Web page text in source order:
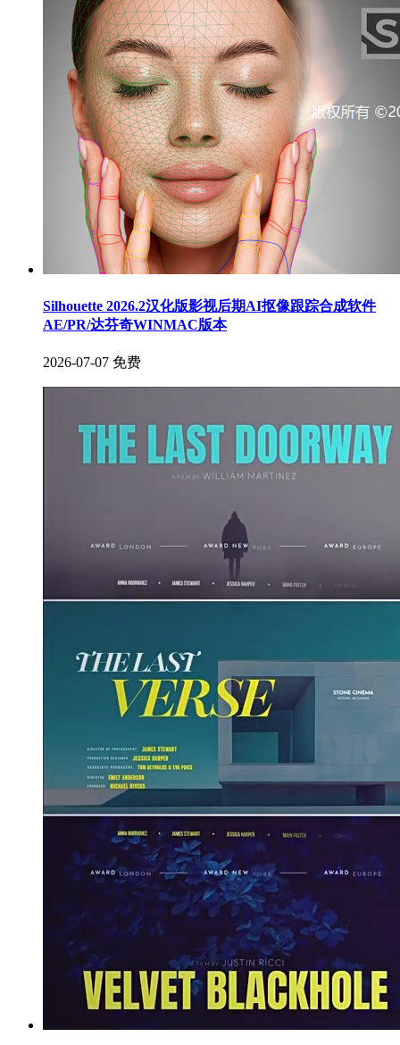
Silhouette 2026.2汉化版影视后期AI抠像跟踪合成软件
AE/PR/达芬奇WINMAC版本
2026-07-07 免费